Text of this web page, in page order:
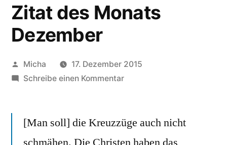
Zitat des Monats
Dezember
Veröffentlicht
von
Micha
17. Dezember 2015
Schreibe einen Kommentarzu
Monats
[Man soll] die Kreuzzüge auch nicht